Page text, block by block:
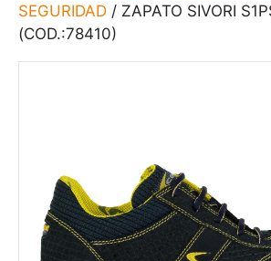
SEGURIDAD / ZAPATO SIVORI
(COD.:78410)